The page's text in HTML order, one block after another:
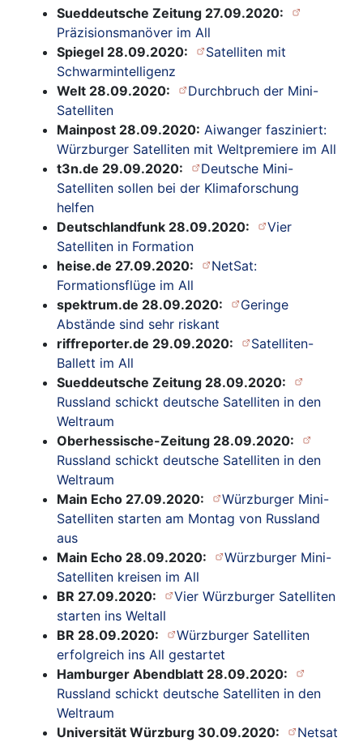
Sueddeutsche Zeitung 27.09.2020:
Präzisionsmanöver im All
Spiegel 28.09.2020:
Satelliten mit
Schwarmintelligenz
Welt 28.09.2020:
Durchbruch der Mini-
Satelliten
Mainpost 28.09.2020: Aiwanger fasziniert:
Würzburger Satelliten mit Weltpremiere im All
t3n.de 29.09.2020:
Deutsche Mini-
Satelliten sollen bei der Klimaforschung
helfen
Deutschlandfunk 28.09.2020:
Vier
Satelliten in Formation
heise.de 27.09.2020:
NetSat:
Formationsflüge im All
spektrum.de 28.09.2020:
Geringe
Abstände sind sehr riskant
riffreporter.de 29.09.2020:
Satelliten-
Ballett im All
Sueddeutsche Zeitung 28.09.2020:
Russland schickt deutsche Satelliten in den
Weltraum
Oberhessische-Zeitung 28.09.2020:
Russland schickt deutsche Satelliten in den
Weltraum
Main Echo 27.09.2020:
Würzburger Mini-
Satelliten starten am Montag von Russland
aus
Main Echo 28.09.2020:
Würzburger Mini-
Satelliten kreisen im All
BR 27.09.2020:
Vier Würzburger Satelliten
starten ins Weltall
BR 28.09.2020:
Würzburger Satelliten
erfolgreich ins All gestartet
Hamburger Abendblatt 28.09.2020:
Russland schickt deutsche Satelliten in den
Weltraum
Universität Würzburg 30.09.2020:
Netsat